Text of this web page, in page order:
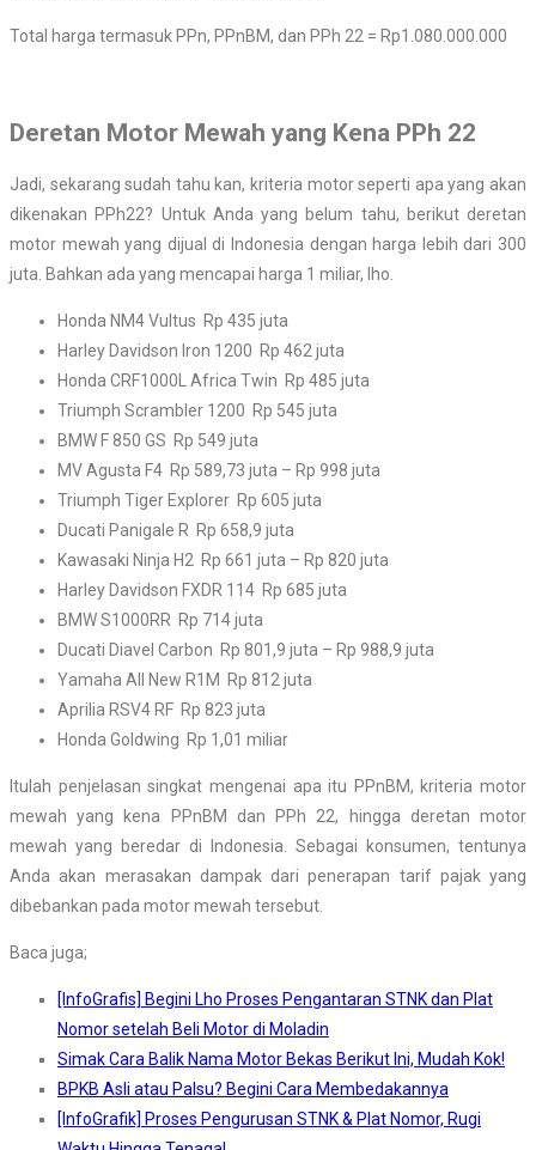
Total harga termasuk PPn, PPnBM, dan PPh 22 = Rp1.080.000.000
Deretan Motor Mewah yang Kena PPh 22
Jadi, sekarang sudah tahu kan, kriteria motor seperti apa yang akan
dikenakan PPh22? Untuk Anda yang belum tahu, berikut deretan
motor mewah yang dijual di Indonesia dengan harga lebih dari 300
juta. Bahkan ada yang mencapai harga 1 miliar, lho.
Honda NM4 Vultus Rp 435 juta
Harley Davidson Iron 1200 Rp 462 juta
Honda CRF1000L Africa Twin Rp 485 juta
Triumph Scrambler 1200 Rp 545 juta
BMW F 850 GS Rp 549 juta
MV Agusta F4 Rp 589,73 juta – Rp 998 juta
Triumph Tiger Explorer Rp 605 juta
Ducati Panigale R Rp 658,9 juta
Kawasaki Ninja H2 Rp 661 juta – Rp 820 juta
Harley Davidson FXDR 114 Rp 685 juta
BMW S1000RR Rp 714 juta
Ducati Diavel Carbon Rp 801,9 juta – Rp 988,9 juta
Yamaha All New R1M Rp 812 juta
Aprilia RSV4 RF Rp 823 juta
Honda Goldwing Rp 1,01 miliar
Itulah penjelasan singkat mengenai apa itu PPnBM, kriteria motor
mewah yang kena PPnBM dan PPh 22, hingga deretan motor
mewah yang beredar di Indonesia. Sebagai konsumen, tentunya
Anda akan merasakan dampak dari penerapan tarif pajak yang
dibebankan pada motor mewah tersebut.
Baca juga;
[InfoGrafis] Begini Lho Proses Pengantaran STNK dan Plat
Nomor setelah Beli Motor di Moladin
Simak Cara Balik Nama Motor Bekas Berikut Ini, Mudah Kok!
BPKB Asli atau Palsu? Begini Cara Membedakannya
[InfoGrafik] Proses Pengurusan STNK & Plat Nomor, Rugi